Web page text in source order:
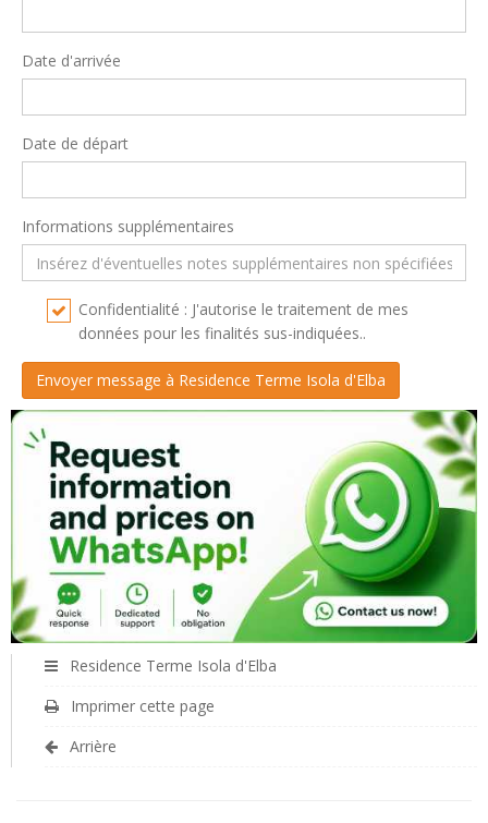
Date d'arrivée
Date de départ
Informations supplémentaires
Confidentialité : J'autorise le traitement de mes
données pour les finalités sus-indiquées..
Residence Terme Isola d'Elba
Imprimer cette page
Arrière